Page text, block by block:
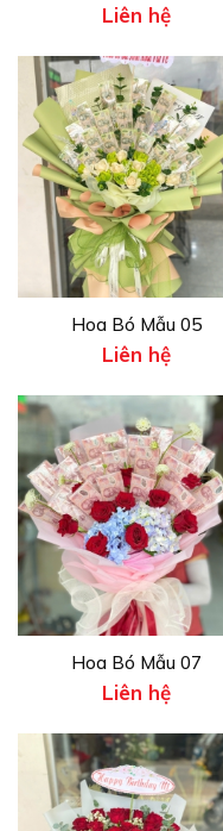
Liên hệ
Hoa Bó Mẫu 05
Liên hệ
Hoa Bó Mẫu 07
Liên hệ